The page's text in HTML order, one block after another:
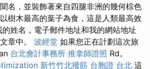
名，並裝飾著來自四腿非洲的幾何棕色
樹木最高的葉子為食，這是人類最高效
姓名，電子郵件地址和我的網站地址
章中。 波經堂 如果您正在計劃這次旅
台北會計事務所 推拿師證照 Rd。
新竹竹北撥筋 台胞證 台北 這